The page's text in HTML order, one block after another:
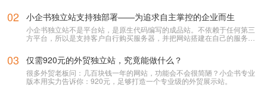
02 小企书独立站支持独部署——为追求自主掌控的企业而生
小企书独立站不是平台站，是原生代码编写的成品站。不依赖于任何第三
方平台，所以是支持客户自行购买服务器，并把网站搭建在自己的服务器
03 仅需920元的外贸独立站，究竟能做什么？
很多外贸老板问：几百块钱一年的网站，功能会不会很简陋？小企书专业
版本用实力告诉你：920元，足够打造一个专业级的外贸展示站。